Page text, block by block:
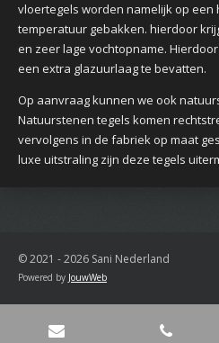
vloertegels worden namelijk op een
temperatuur gebakken. hierdoor
en zeer lage vochtopname.
een extra glazuurlaag te bevatten.
Op aanvraag kunnen we ook
Natuurstenen tegels komen
vervolgens in de fabriek op maat
luxe uitstraling zijn deze tegels
© 2021 - 2026 Sani Nederland
Powered by JouwWeb